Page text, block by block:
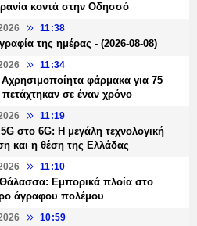
κοντά στην Οδησσό
11:38
της ημέρας - (2026-08-08)
11:34
Αχρησιμοποίητα φάρμακα για 75
πετάχτηκαν σε έναν χρόνο
11:19
στο 6G: Η μεγάλη τεχνολογική
και η θέση της Ελλάδας
11:10
Εμπορικά πλοία στο
άγραφου πολέμου
10:59